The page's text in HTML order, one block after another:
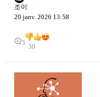
조이
20 janv. 2026 13:58
5
30